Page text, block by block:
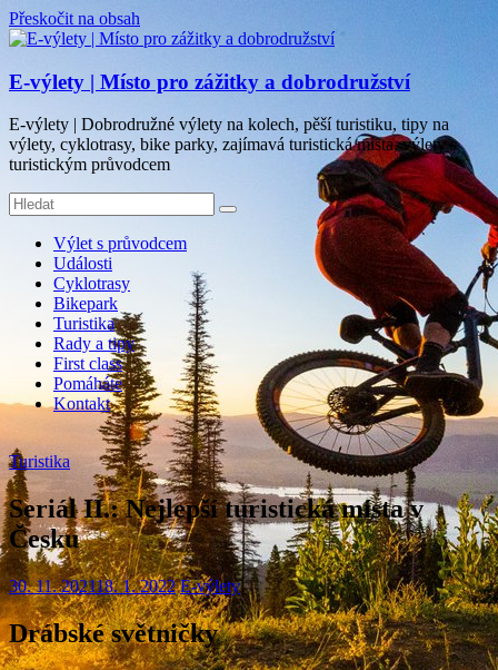
Přeskočit na obsah
E-výlety | Místo pro zážitky a dobrodružství
E-výlety | Dobrodružné výlety na kolech, pěší turistiku, tipy na
výlety, cyklotrasy, bike parky, zajímavá turistická místa, výlety s
turistickým průvodcem
Výlet s průvodcem
Události
Cyklotrasy
Bikepark
Turistika
Rady a tipy
First class
Pomáháte
Kontakt
Turistika
Seriál II.: Nejlepší turistická místa v
Česku
30. 11. 202118. 1. 2022 E-výlety
Drábské světničky